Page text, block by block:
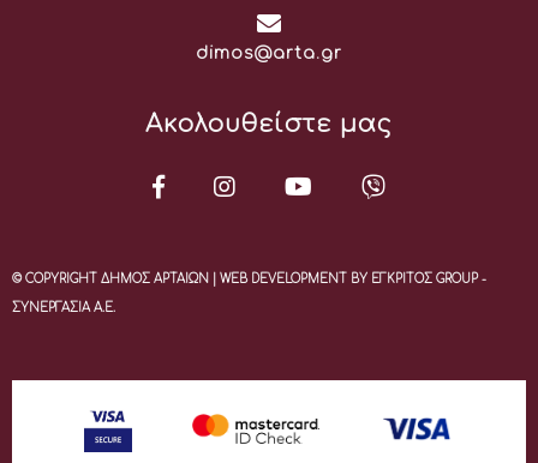
Email:
dimos@arta.gr
Ακολουθείστε μας
© COPYRIGHT ΔΗΜΟΣ ΑΡΤΑΙΩΝ | WEB DEVELOPMENT BY ΕΓΚΡΙΤΟΣ GROUP -
ΣΥΝΕΡΓΑΣΙΑ Α.Ε.